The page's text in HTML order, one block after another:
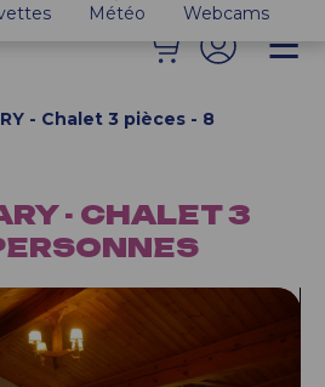
Météo Webcams
- Chalet 3 pièces - 8
- CHALET 3